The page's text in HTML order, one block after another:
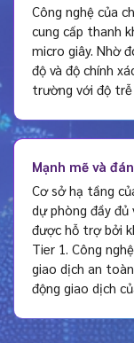
Công nghệ của
cung cấp thanh
micro giây. Nhờ
độ và độ chính
trường với độ
Mạnh mẽ và
Cơ sở hạ tầng
dự phòng đầy đủ
được hỗ trợ bởi
Tier 1. Công
giao dịch an
động giao dịch